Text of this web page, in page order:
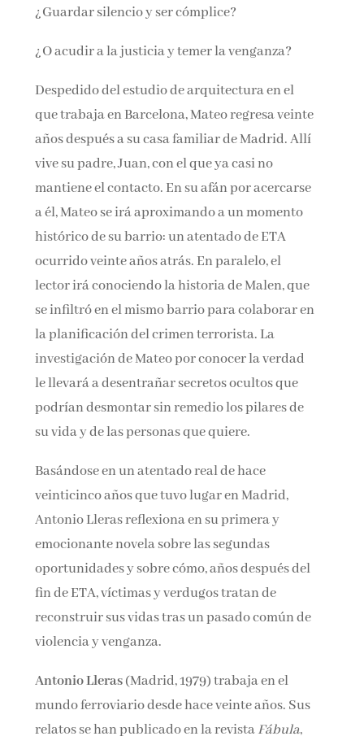
¿Guardar silencio y ser cómplice?
¿O acudir a la justicia y temer la venganza?
Despedido del estudio de arquitectura en el
que trabaja en Barcelona, Mateo regresa veinte
años después a su casa familiar de Madrid. Allí
vive su padre, Juan, con el que ya casi no
mantiene el contacto. En su afán por acercarse
a él, Mateo se irá aproximando a un momento
histórico de su barrio: un atentado de ETA
ocurrido veinte años atrás. En paralelo, el
lector irá conociendo la historia de Malen, que
se infiltró en el mismo barrio para colaborar en
la planificación del crimen terrorista. La
investigación de Mateo por conocer la verdad
le llevará a desentrañar secretos ocultos que
podrían desmontar sin remedio los pilares de
su vida y de las personas que quiere.
Basándose en un atentado real de hace
veinticinco años que tuvo lugar en Madrid,
Antonio Lleras reflexiona en su primera y
emocionante novela sobre las segundas
oportunidades y sobre cómo, años después del
fin de ETA, víctimas y verdugos tratan de
reconstruir sus vidas tras un pasado común de
violencia y venganza.
Antonio Lleras(Madrid, 1979) trabaja en el
mundo ferroviario desde hace veinte años. Sus
relatos se han publicado en la revistaFábula,